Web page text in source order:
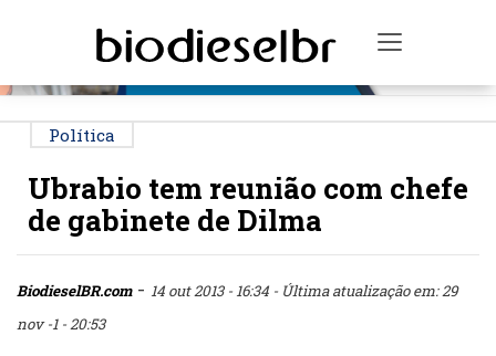
Toggle
Política
Ubrabio tem reunião com chefe
de gabinete de Dilma
BiodieselBR.com- 14 out 2013 - 16:34 - Última atualização em: 29
nov -1 - 20:53